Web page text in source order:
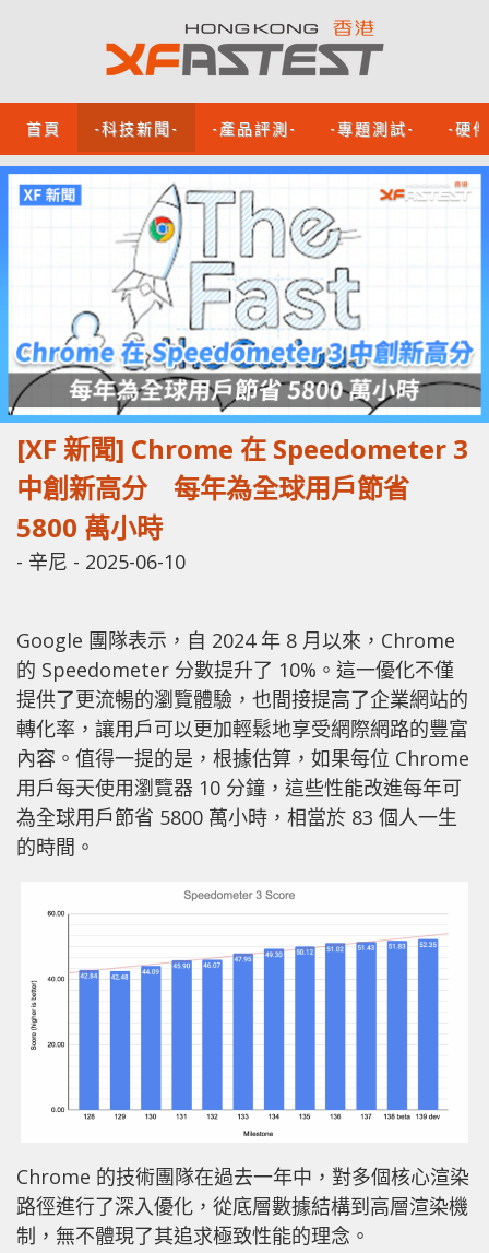
首頁 -科技新聞- -產品評測- -專題測試- -硬
[XF 新聞] Chrome 在 Speedometer 3
中創新高分 每年為全球用戶節省
5800 萬小時
- 辛尼 - 2025-06-10
Google 團隊表示，自 2024 年 8 月以來，Chrome
的 Speedometer 分數提升了 10%。這一優化不僅
提供了更流暢的瀏覽體驗，也間接提高了企業網站的
轉化率，讓用戶可以更加輕鬆地享受網際網路的豐富
內容。值得一提的是，根據估算，如果每位 Chrome
用戶每天使用瀏覽器 10 分鐘，這些性能改進每年可
為全球用戶節省 5800 萬小時，相當於 83 個人一生
的時間。
Chrome 的技術團隊在過去一年中，對多個核心渲染
路徑進行了深入優化，從底層數據結構到高層渲染機
制，無不體現了其追求極致性能的理念。